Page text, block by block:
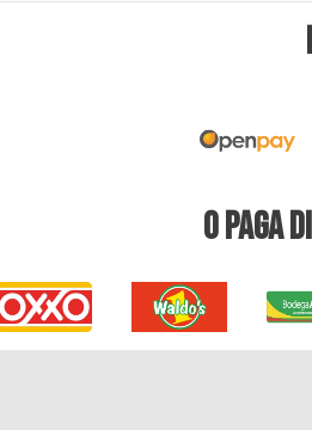
O PAGA